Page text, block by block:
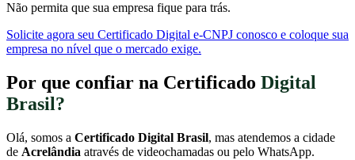
Não permita que sua empresa fique para trás.
Solicite agora seu Certificado Digital e-CNPJ conosco e coloque sua
empresa no nível que o mercado exige.
Por que confiar na Certificado Digital
Brasil?
Olá, somos a Certificado Digital Brasil, mas atendemos a cidade
de Acrelândia através de videochamadas ou pelo WhatsApp.